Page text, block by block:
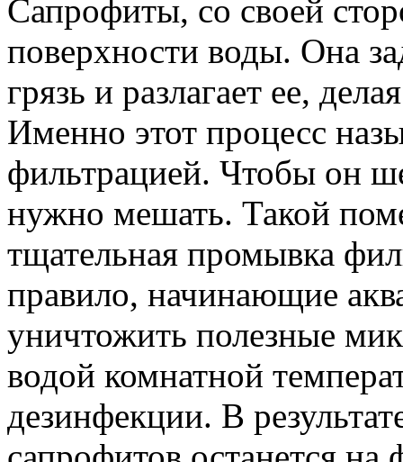
Сапрофиты, со своей
поверхности воды. Она
грязь и разлагает ее,
Именно этот процесс
фильтрацией. Чтобы он
нужно мешать. Такой
тщательная промывка
правило, начинающие
уничтожить полезные
водой комнатной
дезинфекции. В